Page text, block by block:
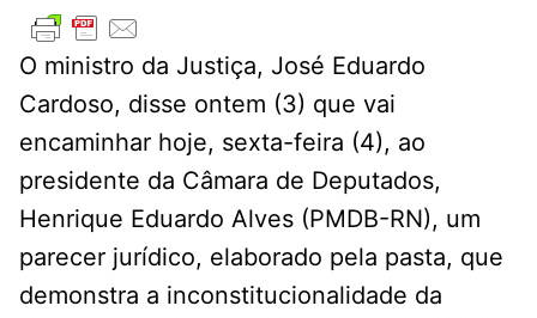
O ministro da Justiça, José Eduardo
Cardoso, disse ontem (3) que vai
encaminhar hoje, sexta-feira (4), ao
presidente da Câmara de Deputados,
Henrique Eduardo Alves (PMDB-RN), um
parecer jurídico, elaborado pela pasta, que
demonstra a inconstitucionalidade da